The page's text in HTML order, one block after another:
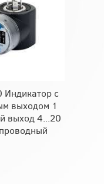
Индикатор с
выходом 1
выход 4...20